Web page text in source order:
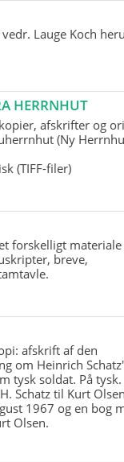
Lauge Koch
HERRNHUT
afskrifter og
(Ny
(TIFF-filer)
forskelligt
breve,
afskrift af den
om Heinrich Schatz'
tysk soldat. På tysk.
Schatz til Kurt
1967 og en bog
Olsen.